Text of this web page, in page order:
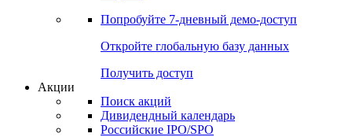
Попробуйте 7-дневный демо-доступ
Откройте глобальную базу данных
Получить доступ
Акции
Поиск акций
Дивидендный календарь
Российские IPO/SPO